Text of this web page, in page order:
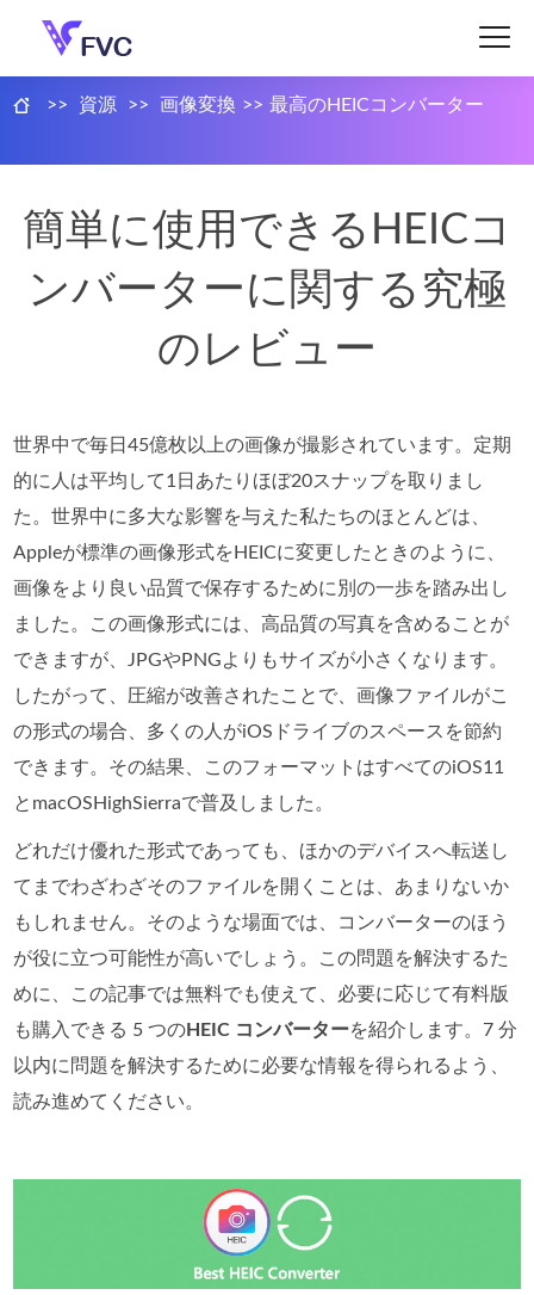
>> 資源 >> 画像変換 >> 最高のHEICコンバーター
簡単に使用できるHEICコ
ンバーターに関する究極
のレビュー
世界中で毎日45億枚以上の画像が撮影されています。定期
的に人は平均して1日あたりほぼ20スナップを取りまし
た。世界中に多大な影響を与えた私たちのほとんどは、
Appleが標準の画像形式をHEICに変更したときのように、
画像をより良い品質で保存するために別の一歩を踏み出し
ました。この画像形式には、高品質の写真を含めることが
できますが、JPGやPNGよりもサイズが小さくなります。
したがって、圧縮が改善されたことで、画像ファイルがこ
の形式の場合、多くの人がiOSドライブのスペースを節約
できます。その結果、このフォーマットはすべてのiOS11
とmacOSHighSierraで普及しました。
どれだけ優れた形式であっても、ほかのデバイスへ転送し
てまでわざわざそのファイルを開くことは、あまりないか
もしれません。そのような場面では、コンバーターのほう
が役に立つ可能性が高いでしょう。この問題を解決するた
めに、この記事では無料でも使えて、必要に応じて有料版
も購入できる 5 つのHEIC コンバーターを紹介します。7 分
以内に問題を解決するために必要な情報を得られるよう、
読み進めてください。